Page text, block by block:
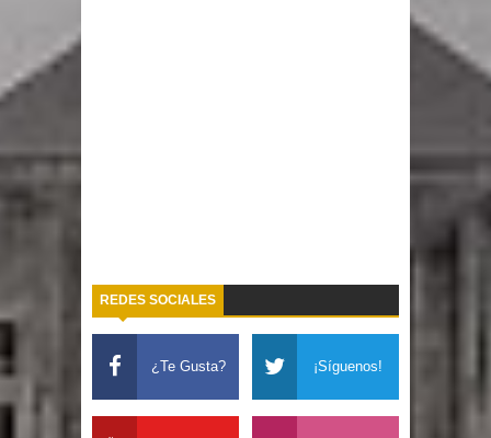
REDES SOCIALES
¿Te Gusta? ¡Síguenos!